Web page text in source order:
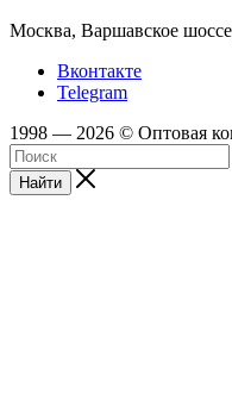
Москва, Варшавское
Вконтакте
Telegram
1998 — 2026 © Оптовая
Найти